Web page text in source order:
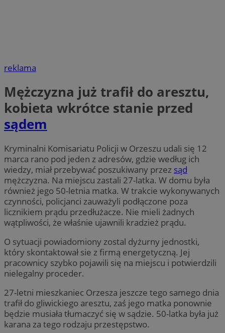
reklama
Mężczyzna już trafił do aresztu,
kobieta wkrótce stanie przed
sądem
Kryminalni Komisariatu Policji w Orzeszu udali się 12
marca rano pod jeden z adresów, gdzie według ich
wiedzy, miał przebywać poszukiwany przez sąd
mężczyzna. Na miejscu zastali 27-latka. W domu była
również jego 50-letnia matka. W trakcie wykonywanych
czynności, policjanci zauważyli podłączone poza
licznikiem prądu przedłużacze. Nie mieli żadnych
wątpliwości, że właśnie ujawnili kradzież prądu.
O sytuacji powiadomiony zostal dyżurny jednostki,
który skontaktował sie z firmą energetyczną. Jej
pracownicy szybko pojawili się na miejscu i potwierdzili
nielegalny proceder.
27-letni mieszkaniec Orzesza jeszcze tego samego dnia
trafił do gliwickiego aresztu, zaś jego matka ponownie
będzie musiała tłumaczyć się w sądzie. 50-latka była już
karana za tego rodzaju przestępstwo.